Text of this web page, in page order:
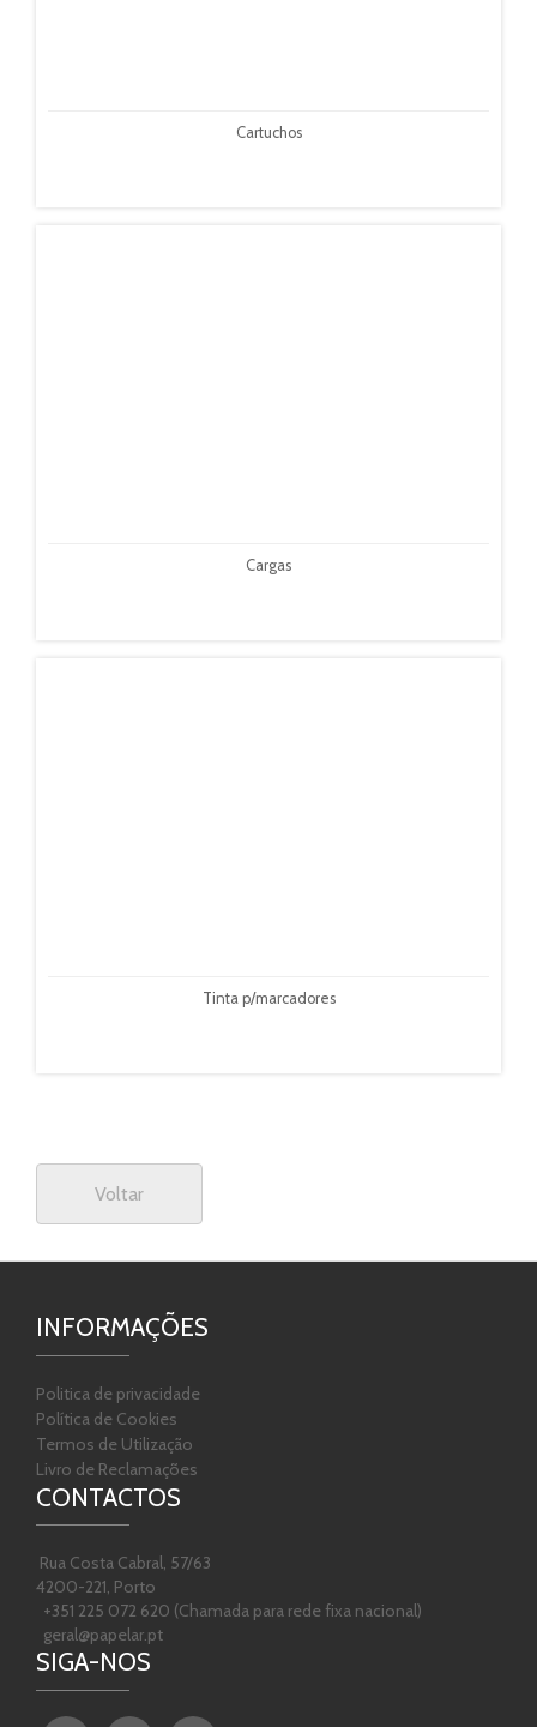
Cartuchos
Cargas
Tinta p/marcadores
Voltar
INFORMAÇÕES
Politica de privacidade
Política de Cookies
Termos de Utilização
Livro de Reclamações
CONTACTOS
Rua Costa Cabral, 57/63
4200-221, Porto
+351 225 072 620 (Chamada para rede fixa nacional)
geral@papelar.pt
SIGA-NOS